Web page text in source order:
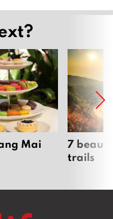
Mai
7
trails